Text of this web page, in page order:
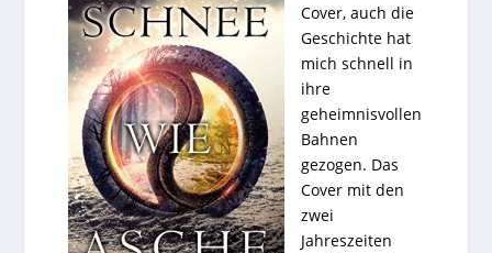
Cover, auch die
Geschichte hat
mich schnell in
ihre
geheimnisvollen
Bahnen
gezogen. Das
Cover mit den
zwei
Jahreszeiten